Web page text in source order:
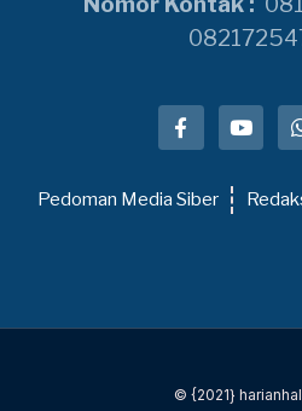
Pedoman Media Siber
© {2021}